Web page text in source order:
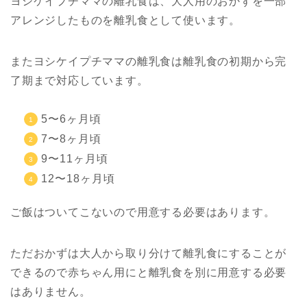
アレンジしたものを離乳食として使います。
またヨシケイプチママの離乳食は離乳食の初期から完
了期まで対応しています。
5〜6ヶ月頃
7〜8ヶ月頃
9〜11ヶ月頃
12〜18ヶ月頃
ご飯はついてこないので用意する必要はあります。
ただおかずは大人から取り分けて離乳食にすることが
できるので赤ちゃん用にと離乳食を別に用意する必要
はありません。